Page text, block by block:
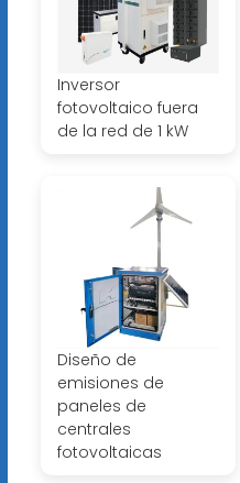
Inversor
fotovoltaico fuera
de la red de 1 kW
Diseño de
emisiones de
paneles de
centrales
fotovoltaicas